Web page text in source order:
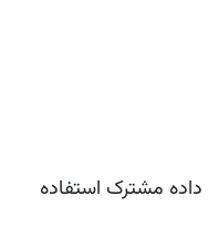
مشترک استفاده